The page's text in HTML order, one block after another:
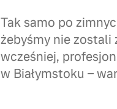
Tak samo po
żebyśmy nie zostali
wcześniej,
w Białymstoku –